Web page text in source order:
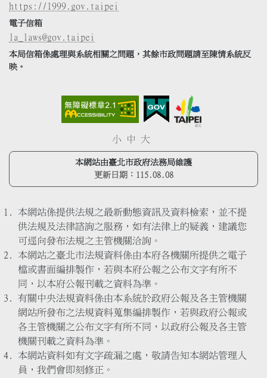
https://1999.gov.taipei
電子信箱
la_laws@gov.taipei
本局信箱係處理與系統相關之問題，其餘市政問題請至陳情系統反
映。
小 中 大
本網站由臺北市政府法務局維護
更新日期： 115.08.08
本網站係提供法規之最新動態資訊及資料檢索，並不提
供法規及法律諮詢之服務，如有法律上的疑義，建議您
可逕向發布法規之主管機關洽詢。
本網站之臺北市法規資料係由本府各機關所提供之電子
檔或書面編排製作，若與本府公報之公布文字有所不
同，以本府公報刊載之資料為準。
有關中央法規資料係由本系統於政府公報及各主管機關
網站所發布之法規資料蒐集編排製作，若與政府公報或
各主管機關之公布文字有所不同，以政府公報及各主管
機關刊載之資料為準。
本網站資料如有文字疏漏之處，敬請告知本網站管理人
員，我們會即刻修正。